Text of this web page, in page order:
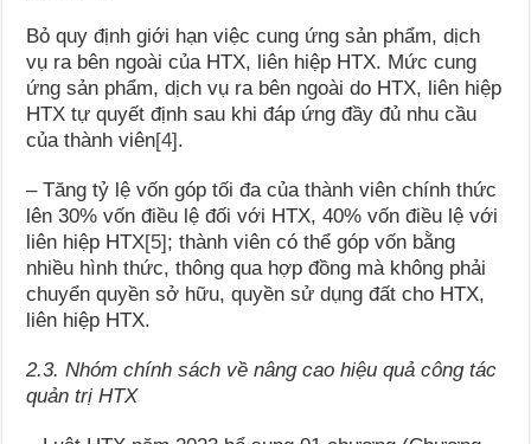
Bỏ quy định giới hạn việc cung ứng sản phẩm, dịch
vụ ra bên ngoài của HTX, liên hiệp HTX. Mức cung
ứng sản phẩm, dịch vụ ra bên ngoài do HTX, liên hiệp
HTX tự quyết định sau khi đáp ứng đầy đủ nhu cầu
của thành viên[4] .
– Tăng tỷ lệ vốn góp tối đa của thành viên chính thức
lên 30% vốn điều lệ đối với HTX, 40% vốn điều lệ với
liên hiệp HTX[5] ; thành viên có thể góp vốn bằng
nhiều hình thức, thông qua hợp đồng mà không phải
chuyển quyền sở hữu, quyền sử dụng đất cho HTX,
liên hiệp HTX.
2.3. Nhóm chính sách về nâng cao hiệu quả công tác
quản trị HTX